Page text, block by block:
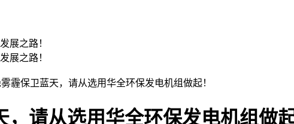
霾保卫蓝天，请从选用华全环保发电机组做起！
请从选用华全环保发电机组做起